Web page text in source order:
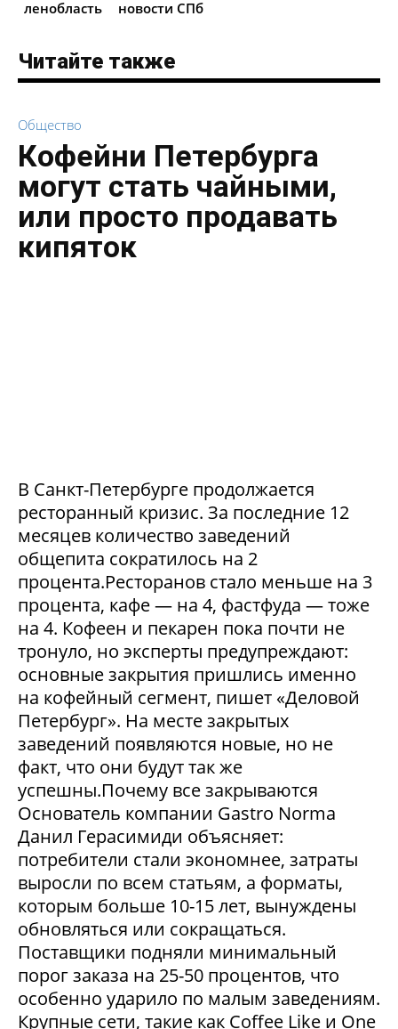
ленобласть
новости СПб
Читайте также
Общество
Кофейни Петербурга
могут стать чайными,
или просто продавать
кипяток
В Санкт-Петербурге продолжается
ресторанный кризис. За последние 12
месяцев количество заведений
общепита сократилось на 2
процента.Ресторанов стало меньше на 3
процента, кафе — на 4, фастфуда — тоже
на 4. Кофеен и пекарен пока почти не
тронуло, но эксперты предупреждают:
основные закрытия пришлись именно
на кофейный сегмент, пишет «Деловой
Петербург». На месте закрытых
заведений появляются новые, но не
факт, что они будут так же
успешны.Почему все закрываются
Основатель компании Gastro Norma
Данил Герасимиди объясняет:
потребители стали экономнее, затраты
выросли по всем статьям, а форматы,
которым больше 10-15 лет, вынуждены
обновляться или сокращаться.
Поставщики подняли минимальный
порог заказа на 25-50 процентов, что
особенно ударило по малым заведениям.
Крупные сети, такие как Coffee Like и One